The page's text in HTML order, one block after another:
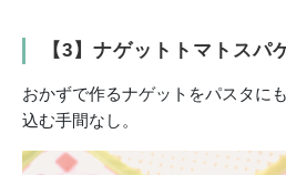
【3】ナゲットトマトスパ
おかずで作るナゲットをパスタに
込む手間なし。